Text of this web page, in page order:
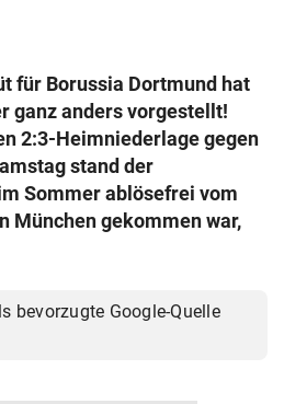
& Co KG 2026
für Borussia Dortmund hat
ganz anders vorgestellt!
2:3-Heimniederlage gegen
stand der
Sommer ablösefrei vom
München gekommen war,
bevorzugte Google-Quelle